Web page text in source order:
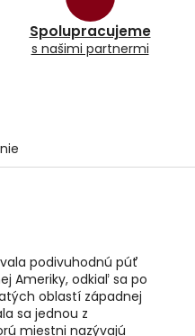
Spolupracujeme
s našimi partnermi
podivuhodnú púť
Ameriky, odkiaľ sa po
oblastí západnej
sa jednou z
miestni nazývajú